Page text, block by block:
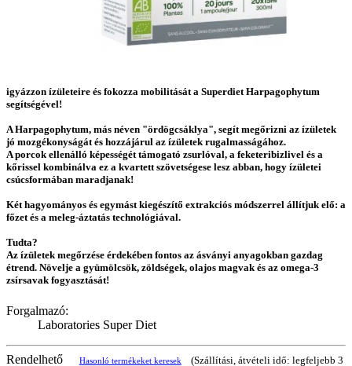
igyázzon ízületeire és fokozza mobilitását a Superdiet Harpagophytum
segítségével!
A Harpagophytum, más néven "ördögcsáklya", segít megőrizni az ízületek
jó mozgékonyságát és hozzájárul az ízületek rugalmasságához.
A porcok ellenálló képességét támogató zsurlóval, a feketeribizlivel és a
kőrissel kombinálva ez a kvartett szövetségese lesz abban, hogy ízületei
csúcsformában maradjanak!
Két hagyományos és egymást kiegészítő extrakciós módszerrel állítjuk elő: a
főzet és a meleg-áztatás technológiával.
Tudta?
Az ízületek megőrzése érdekében fontos az ásványi anyagokban gazdag
étrend. Növelje a gyümölcsök, zöldségek, olajos magvak és az omega-3
zsírsavak fogyasztását!
Forgalmazó:
Laboratories Super Diet
Rendelhető Hasonló termékeket keresek (Szállítási, átvételi idő: legfeljebb 3